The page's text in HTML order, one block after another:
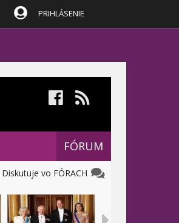
PRIHLÁSENIE
FÓRUM
Diskutuje vo FÓRACH